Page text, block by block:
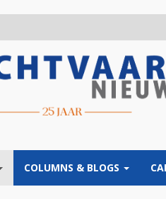
COLUMNS & BLOGS